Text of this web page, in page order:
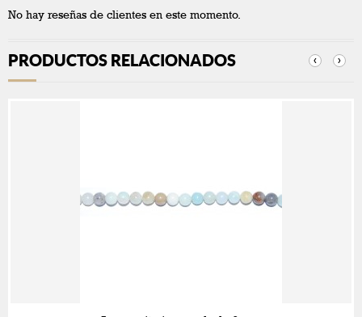
No hay reseñas de clientes en este momento.
PRODUCTOS RELACIONADOS ‹ ›